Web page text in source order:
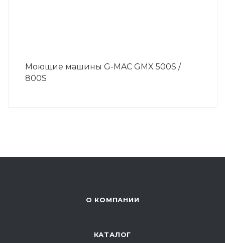
Моющие машины G-MAC GMX 500S /
800S
О КОМПАНИИ
КАТАЛОГ